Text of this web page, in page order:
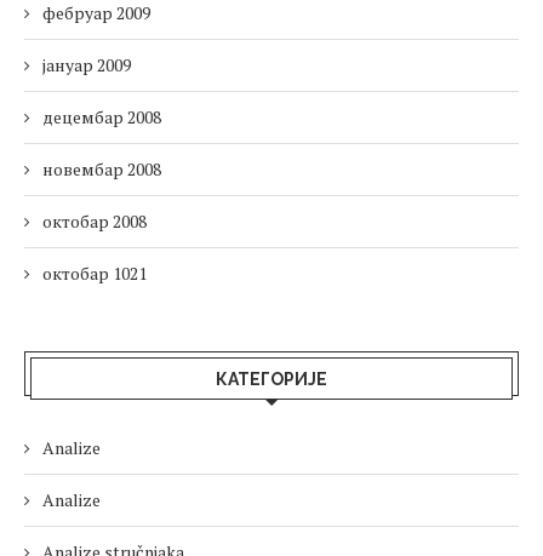
фебруар 2009
јануар 2009
децембар 2008
новембар 2008
октобар 2008
октобар 1021
КАТЕГОРИЈЕ
Analize
Analize